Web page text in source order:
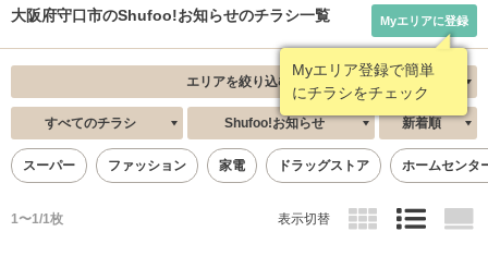
大阪府守口市のShufoo!お知らせのチラシ一覧
Myエリア登録で簡単
にチラシをチェック
Myエリアに登録
エリアを絞り込む
すべてのチラシ Shufoo!お知らせ 新着順
スーパー ファッション 家電 ドラッグストア ホームセンタ
1〜1/1枚 表示切替